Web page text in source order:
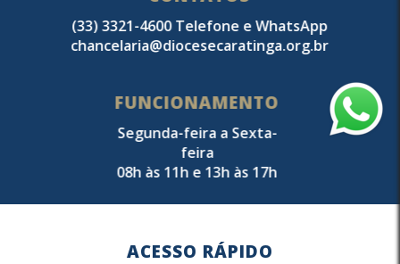
(33) 3321-4600 Telefone e WhatsApp
chancelaria@diocesecaratinga.org.br
FUNCIONAMENTO
Segunda-feira a Sexta-
feira
08h às 11h e 13h às 17h
ACESSO RÁPIDO